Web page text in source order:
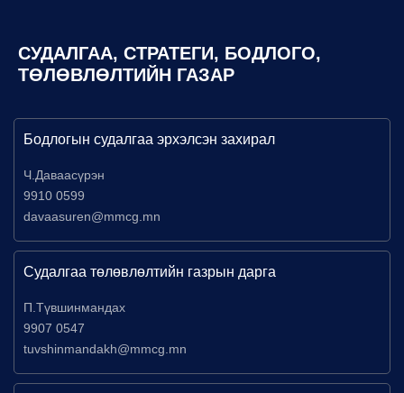
СУДАЛГАА, СТРАТЕГИ, БОДЛОГО,
ТӨЛӨВЛӨЛТИЙН ГАЗАР
Бодлогын судалгаа эрхэлсэн захирал
Ч.Даваасүрэн
9910 0599
davaasuren@mmcg.mn
Судалгаа төлөвлөлтийн газрын дарга
П.Түвшинмандах
9907 0547
tuvshinmandakh@mmcg.mn